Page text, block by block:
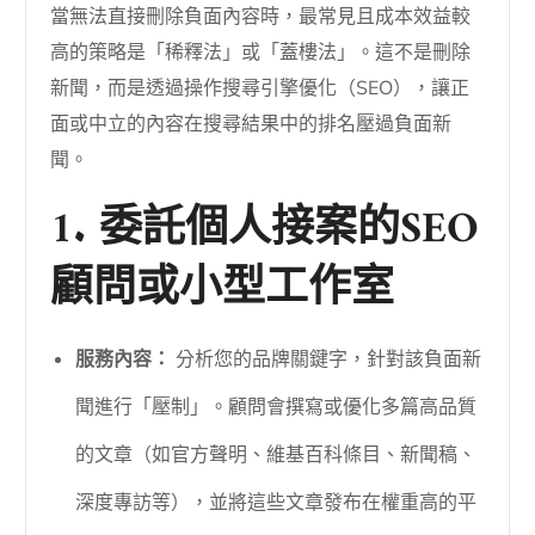
當無法直接刪除負面內容時，最常見且成本效益較
高的策略是「稀釋法」或「蓋樓法」。這不是刪除
新聞，而是透過操作搜尋引擎優化（SEO），讓正
面或中立的內容在搜尋結果中的排名壓過負面新
聞。
1. 委託個人接案的SEO
顧問或小型工作室
服務內容： 分析您的品牌關鍵字，針對該負面新
聞進行「壓制」。顧問會撰寫或優化多篇高品質
的文章（如官方聲明、維基百科條目、新聞稿、
深度專訪等），並將這些文章發布在權重高的平